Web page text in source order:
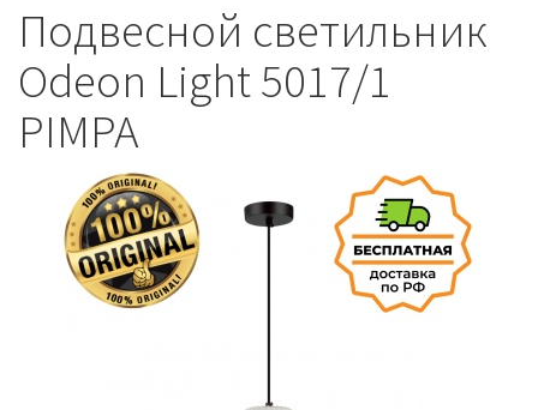
Подвесной светильник
Odeon Light 5017/1
PIMPA